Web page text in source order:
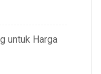
untuk Harga